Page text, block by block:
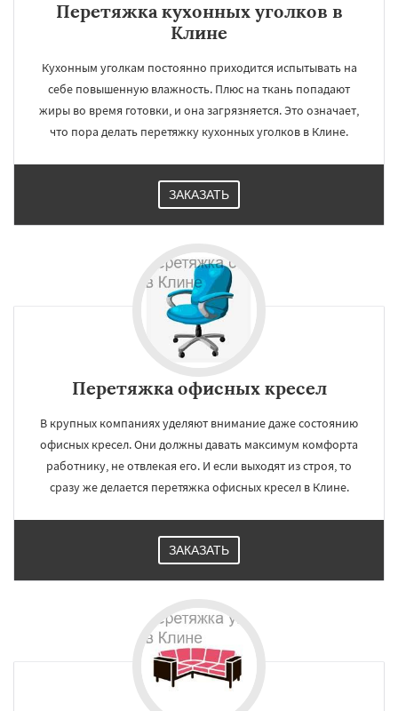
Перетяжка кухонных уголков в
Клине
Кухонным уголкам постоянно приходится испытывать на
себе повышенную влажность. Плюс на ткань попадают
жиры во время готовки, и она загрязняется. Это означает,
что пора делать перетяжку кухонных уголков в Клине.
ЗАКАЗАТЬ
Перетяжка офисных кресел
В крупных компаниях уделяют внимание даже состоянию
офисных кресел. Они должны давать максимум комфорта
работнику, не отвлекая его. И если выходят из строя, то
сразу же делается перетяжка офисных кресел в Клине.
ЗАКАЗАТЬ